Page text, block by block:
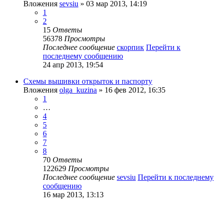
Вложения sevsiu » 03 мар 2013, 14:19
1
2
15 Ответы
56378 Просмотры
Последнее сообщение скорпик Перейти к
последнему сообщению
24 апр 2013, 19:54
Схемы вышивки открыток и паспорту
Вложения olga_kuzina » 16 фев 2012, 16:35
1
…
4
5
6
7
8
70 Ответы
122629 Просмотры
Последнее сообщение sevsiu Перейти к последнему
сообщению
16 мар 2013, 13:13